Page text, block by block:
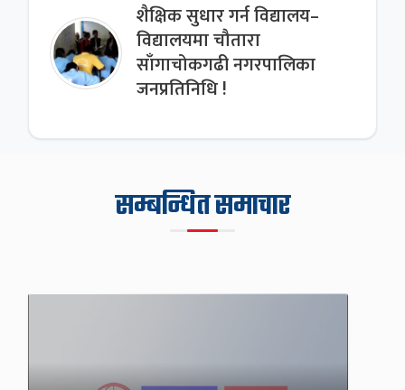
शैक्षिक सुधार गर्न विद्यालय–
विद्यालयमा चौतारा
साँगाचोकगढी नगरपालिका
जनप्रतिनिधि !
सम्बन्धित समाचार